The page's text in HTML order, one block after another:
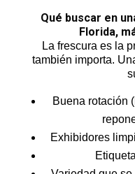
Qué buscar en
Florida,
La frescura es la
también importa.
Buena rotación
Exhibidores